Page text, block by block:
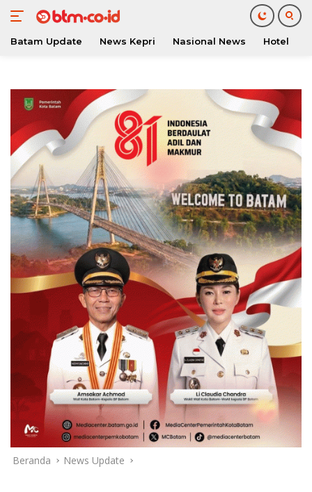
konten
Batam Update News Kepri Nasional News Hotel
Beranda News Update